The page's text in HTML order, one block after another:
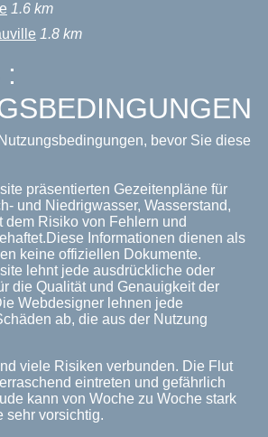
1.6 km
1.8 km
:
bevor Sie diese
präsentierten Gezeitenpläne für
und Niedrigwasser, Wasserstand,
dem Risiko von Fehlern und
Informationen dienen als
keine offiziellen Dokumente.
lehnt jede ausdrückliche oder
die Qualität und Genauigkeit der
Webdesigner lehnen jede
ab, die aus der Nutzung
viele Risiken verbunden. Die Flut
eintreten und gefährlich
kann von Woche zu Woche stark
sehr vorsichtig.